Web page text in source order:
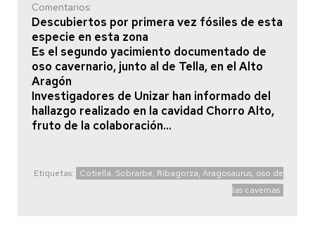
Comentarios:
Descubiertos por primera vez fósiles de esta
especie en esta zona
Es el segundo yacimiento documentado de
oso cavernario, junto al de Tella, en el Alto
Aragón
Investigadores de Unizar han informado del
hallazgo realizado en la cavidad Chorro Alto,
fruto de la colaboración...
Etiquetas:
Cotiella. Sobrarbe, Ribagorza, Aragosaurus, oso de
las cavernas